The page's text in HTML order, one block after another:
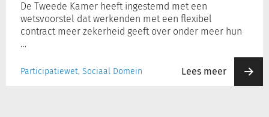
De Tweede Kamer heeft ingestemd met een
wetsvoorstel dat werkenden met een flexibel
contract meer zekerheid geeft over onder meer hun
…
Participatiewet, Sociaal Domein Lees meer